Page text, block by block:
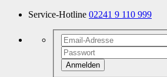
Service-Hotline 02241 9 110 999
Anmelden